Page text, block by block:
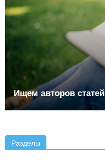
Ищем авторов статей
Разделы